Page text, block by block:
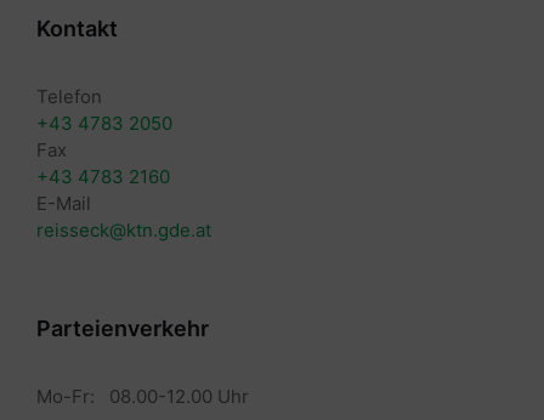
Kontakt
Telefon
+43 4783 2050
Fax
+43 4783 2160
E-Mail
reisseck@ktn.gde.at
Parteienverkehr
Mo-Fr: 08.00-12.00 Uhr